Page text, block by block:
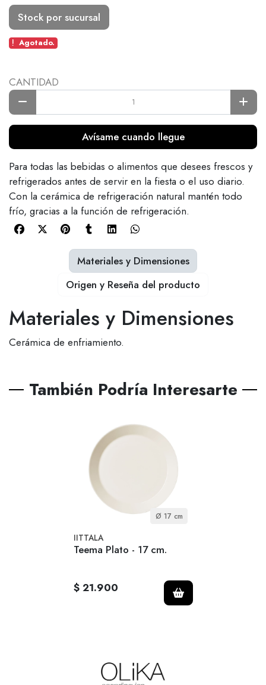
Stock por sucursal
Agotado.
CANTIDAD
Avísame cuando llegue
Para todas las bebidas o alimentos que desees frescos y
refrigerados antes de servir en la fiesta o el uso diario.
Con la cerámica de refrigeración natural mantén todo
frío, gracias a la función de refrigeración.
Materiales y Dimensiones
Cerámica de enfriamiento.
Materiales y Dimensiones
Origen y Reseña del producto
También Podría Interesarte
Ø 17 cm
IITTALA
Teema Plato - 17 cm.
$ 21.900